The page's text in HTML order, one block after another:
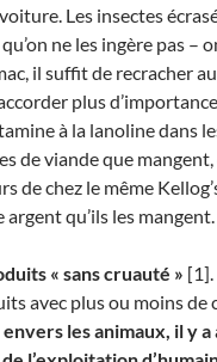
Les insectes
ne les ingère pas –
il suffit de recracher
plus
à la lanoline dans
de viande que
de chez le même
argent qu’ils les mangent.
« sans cruauté »
avec plus ou moins de
les animaux, il y a